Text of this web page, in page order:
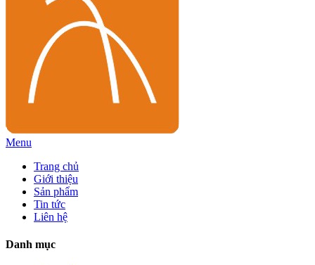
Menu
Trang chủ
Giới thiệu
Sản phẩm
Tin tức
Liên hệ
Danh mục